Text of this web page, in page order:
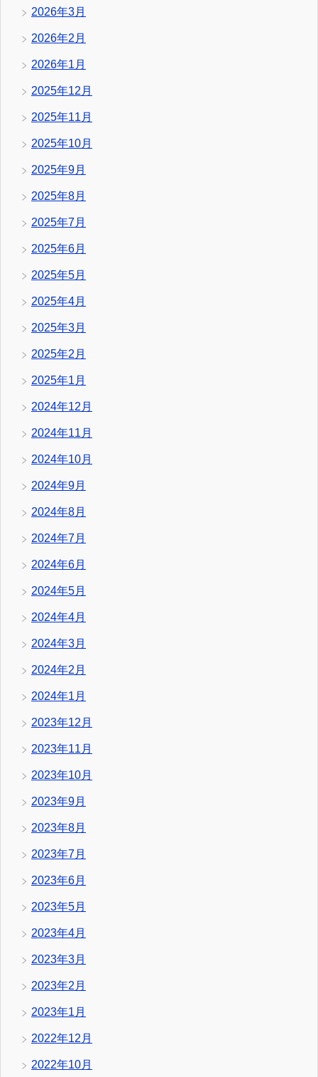
2026年3月
2026年2月
2026年1月
2025年12月
2025年11月
2025年10月
2025年9月
2025年8月
2025年7月
2025年6月
2025年5月
2025年4月
2025年3月
2025年2月
2025年1月
2024年12月
2024年11月
2024年10月
2024年9月
2024年8月
2024年7月
2024年6月
2024年5月
2024年4月
2024年3月
2024年2月
2024年1月
2023年12月
2023年11月
2023年10月
2023年9月
2023年8月
2023年7月
2023年6月
2023年5月
2023年4月
2023年3月
2023年2月
2023年1月
2022年12月
2022年10月